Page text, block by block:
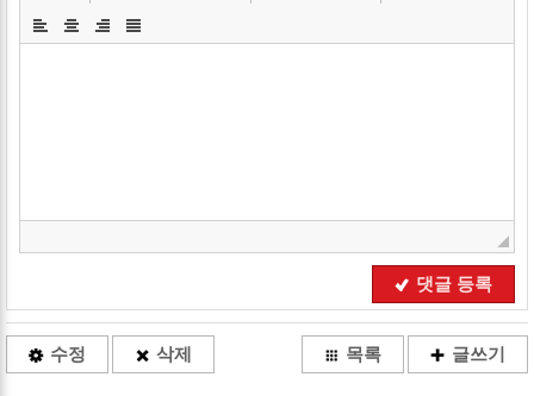
댓글 등록
수정 삭제 목록 글쓰기